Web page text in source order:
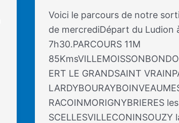
Voici le parcours de notre
de mercrediDépart du Ludion
7h30.PARCOURS 11M
ERT LE GRANDSAINT
RACOINMORIGNYBRIERES les
SCELLESVILLECONINSOUZY